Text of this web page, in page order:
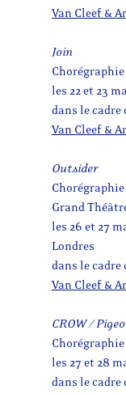
Van Cleef &
Join
les 22 et 23
dans le cadre
Van Cleef &
Outsider
Grand
les 26 et 27
Londres
dans le cadre
Van Cleef &
CROW /
les 27 et 28
dans le cadre